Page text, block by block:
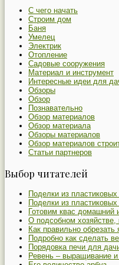
С чего начать
Строим дом
Баня
Умелец
Электрик
Отопление
Садовые сооружения
Материал и инструмент
Интересные идеи для
Обзоры
Обзор
Познавательно
Обзор материалов
Обзор материала
Обзоры материалов
Обзор материалов
Статьи партнеров
Выбор читателей
Поделки из
Поделки из
Готовим квас домашний
О подсобном хозяйстве,
Как правильно обрезать
Подробно как сделать
Порядовка печи для
Ревень – выращивание